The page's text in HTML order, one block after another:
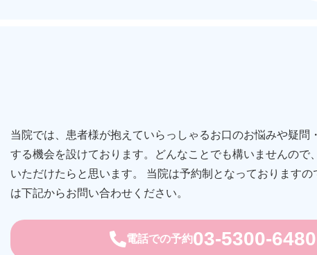
当院では、患者様が抱えていらっしゃるお口のお悩みや疑問
する機会を設けております。どんなことでも構いませんので
いただけたらと思います。 当院は予約制となっております
は下記からお問い合わせください。
電話での予約03-5300-6480